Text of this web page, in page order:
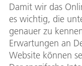
Damit wir das
es wichtig, die
genauer zu
Erwartungen an
Website können